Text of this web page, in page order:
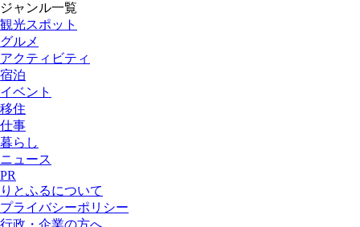
ジャンル一覧
観光スポット
グルメ
アクティビティ
宿泊
イベント
移住
仕事
暮らし
ニュース
PR
りとふるについて
プライバシーポリシー
行政・企業の方へ